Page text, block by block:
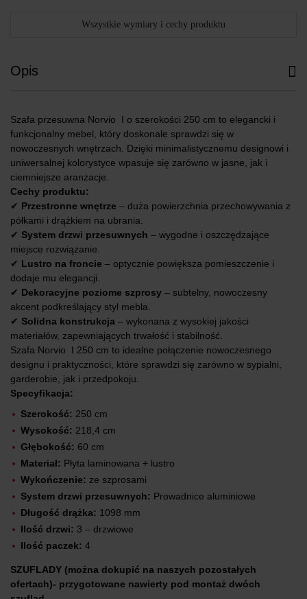
Wszystkie wymiary i cechy produktu
Opis
Szafa przesuwna Norvio I o szerokości 250 cm to elegancki i
funkcjonalny mebel, który doskonale sprawdzi się w
nowoczesnych wnętrzach. Dzięki minimalistycznemu designowi i
uniwersalnej kolorystyce wpasuje się zarówno w jasne, jak i
ciemniejsze aranżacje.
Cechy produktu:
✔ Przestronne wnętrze – duża powierzchnia przechowywania z
półkami i drążkiem na ubrania.
✔ System drzwi przesuwnych – wygodne i oszczędzające
miejsce rozwiązanie.
✔ Lustro na froncie – optycznie powiększa pomieszczenie i
dodaje mu elegancji.
✔ Dekoracyjne poziome szprosy – subtelny, nowoczesny
akcent podkreślający styl mebla.
✔ Solidna konstrukcja – wykonana z wysokiej jakości
materiałów, zapewniających trwałość i stabilność.
Szafa Norvio I 250 cm to idealne połączenie nowoczesnego
designu i praktyczności, które sprawdzi się zarówno w sypialni,
garderobie, jak i przedpokoju.
Specyfikacja:
Szerokość: 250 cm
Wysokość: 218,4 cm
Głębokość: 60 cm
Materiał: Płyta laminowana + lustro
Wykończenie: ze szprosami
System drzwi przesuwnych: Prowadnice aluminiowe
Długość drążka: 1098 mm
Ilość drzwi: 3 – drzwiowe
Ilość paczek: 4
SZUFLADY (można dokupić na naszych pozostałych
ofertach)- przygotowane nawierty pod montaż dwóch